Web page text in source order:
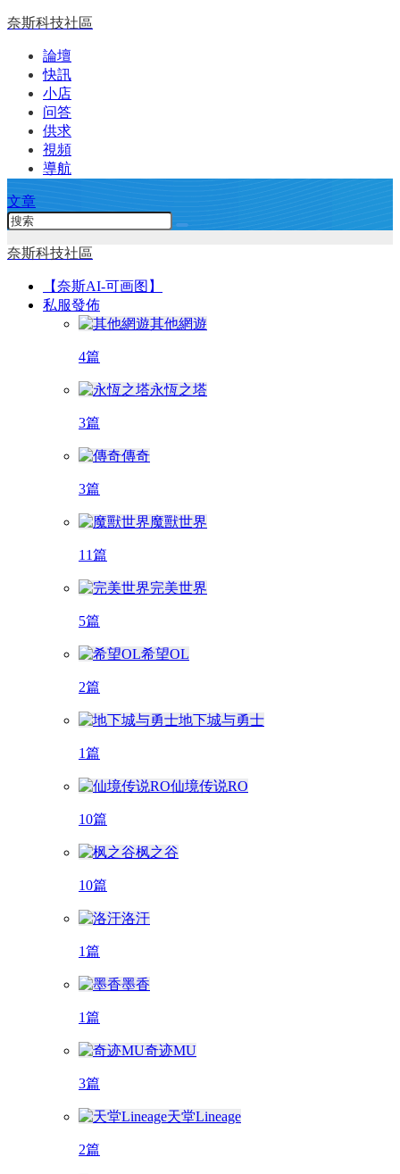
奈斯科技社區
論壇
快訊
小店
问答
供求
視頻
導航
文章
奈斯科技社區
【奈斯AI-可画图】
私服發佈
其他網遊
4篇
永恆之塔
3篇
傳奇
3篇
魔獸世界
11篇
完美世界
5篇
希望OL
2篇
地下城与勇士
1篇
仙境传说RO
10篇
枫之谷
10篇
洛汗
1篇
墨香
1篇
奇迹MU
3篇
天堂Lineage
2篇